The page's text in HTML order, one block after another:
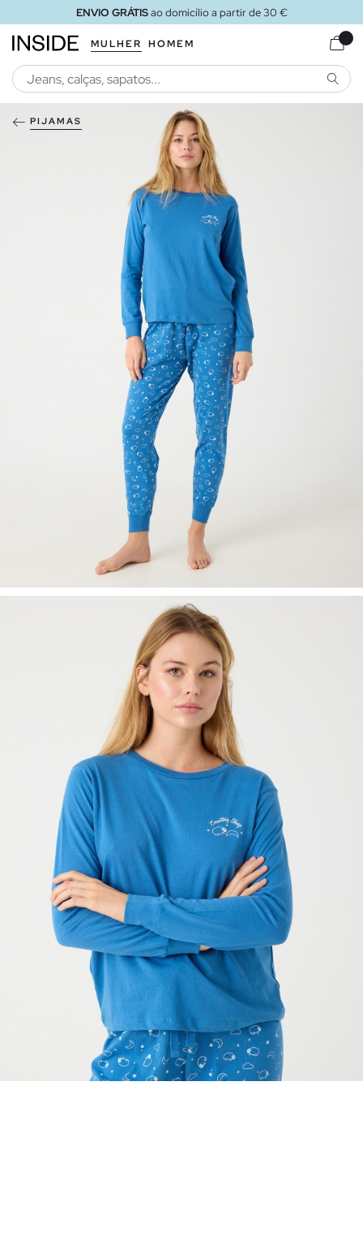
ENVIO GRÁTISao domicílio a partir de 30 €
MULHER HOMEM
PIJAMAS